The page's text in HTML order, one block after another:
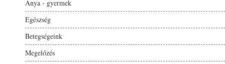
Anya - gyermek
Egészség
Betegségeink
Megelőzés